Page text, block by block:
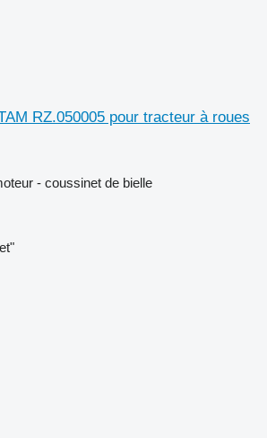
RZ.050005 pour tracteur à roues
- coussinet de bielle